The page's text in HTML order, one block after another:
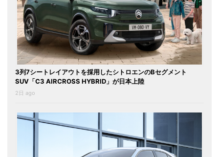
3列7シートレイアウトを採用したシトロエンのBセグメント
SUV「C3 AIRCROSS HYBRID」が日本上陸
2日 ago